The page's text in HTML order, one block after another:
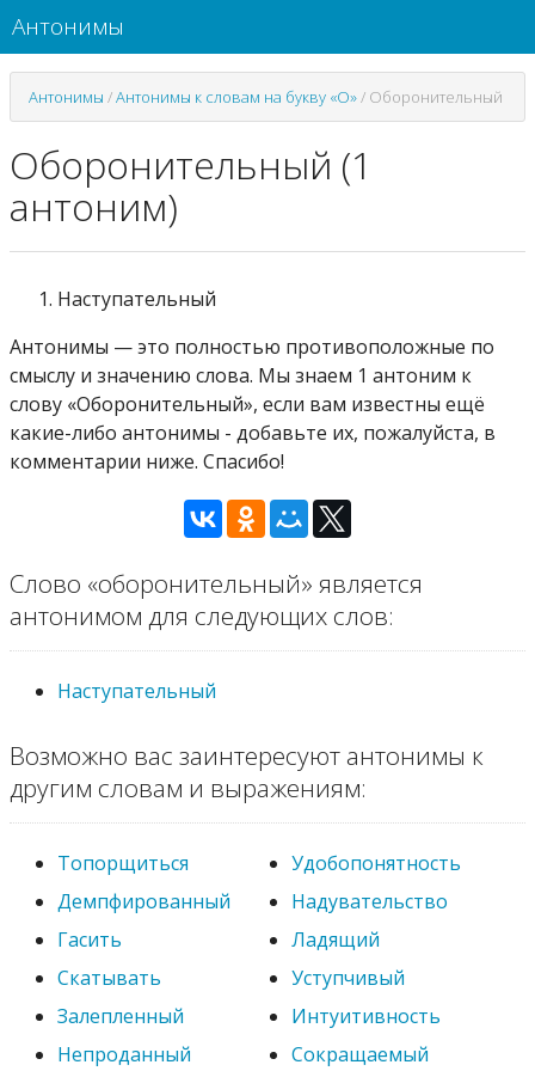
Антонимы
Антонимы /Антонимы к словам на букву «О»/ Оборонительный
Оборонительный (1
антоним)
Наступательный
Антонимы — это полностью противоположные по
смыслу и значению слова. Мы знаем 1 антоним к
слову «Оборонительный», если вам известны ещё
какие-либо антонимы - добавьте их, пожалуйста, в
комментарии ниже. Спасибо!
Слово «оборонительный» является
антонимом для следующих слов:
Наступательный
Возможно вас заинтересуют антонимы к
другим словам и выражениям:
Топорщиться
Удобопонятность
Демпфированный
Надувательство
Гасить
Ладящий
Скатывать
Уступчивый
Залепленный
Интуитивность
Непроданный
Сокращаемый